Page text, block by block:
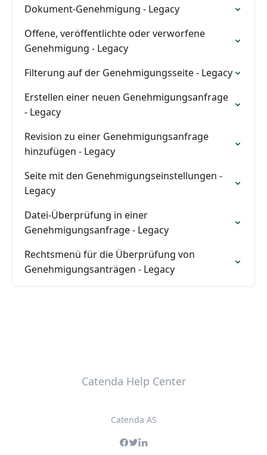
Dokument-Genehmigung - Legacy
Offene, veröffentlichte oder verworfene
Genehmigung - Legacy
Filterung auf der Genehmigungsseite - Legacy
Erstellen einer neuen Genehmigungsanfrage
- Legacy
Revision zu einer Genehmigungsanfrage
hinzufügen - Legacy
Seite mit den Genehmigungseinstellungen -
Legacy
Datei-Überprüfung in einer
Genehmigungsanfrage - Legacy
Rechtsmenü für die Überprüfung von
Genehmigungsanträgen - Legacy
Catenda Help Center
Catenda AS